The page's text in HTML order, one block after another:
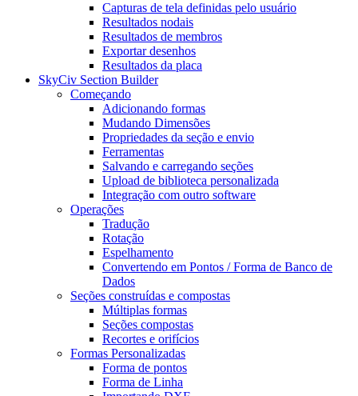
Capturas de tela definidas pelo usuário
Resultados nodais
Resultados de membros
Exportar desenhos
Resultados da placa
SkyCiv Section Builder
Começando
Adicionando formas
Mudando Dimensões
Propriedades da seção e envio
Ferramentas
Salvando e carregando seções
Upload de biblioteca personalizada
Integração com outro software
Operações
Tradução
Rotação
Espelhamento
Convertendo em Pontos / Forma de Banco de
Dados
Seções construídas e compostas
Múltiplas formas
Seções compostas
Recortes e orifícios
Formas Personalizadas
Forma de pontos
Forma de Linha